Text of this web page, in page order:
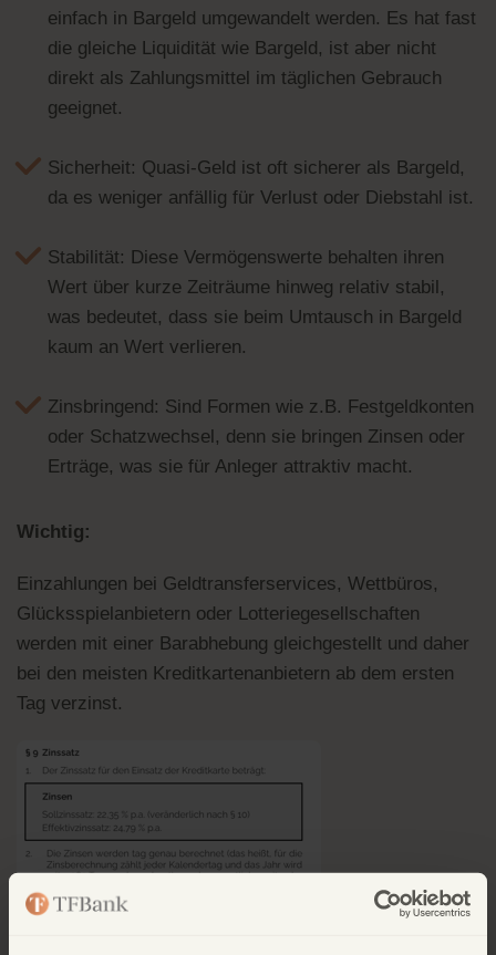
einfach in Bargeld umgewandelt werden. Es hat fast
die gleiche Liquidität wie Bargeld, ist aber nicht
direkt als Zahlungsmittel im täglichen Gebrauch
geeignet.
Sicherheit: Quasi-Geld ist oft sicherer als Bargeld,
da es weniger anfällig für Verlust oder Diebstahl ist.
Stabilität: Diese Vermögenswerte behalten ihren
Wert über kurze Zeiträume hinweg relativ stabil,
was bedeutet, dass sie beim Umtausch in Bargeld
kaum an Wert verlieren.
Zinsbringend: Sind Formen wie z.B. Festgeldkonten
oder Schatzwechsel, denn sie bringen Zinsen oder
Erträge, was sie für Anleger attraktiv macht.
Wichtig:
Einzahlungen bei Geldtransferservices, Wettbüros,
Glücksspielanbietern oder Lotteriegesellschaften
werden mit einer Barabhebung gleichgestellt und daher
bei den meisten Kreditkartenanbietern ab dem ersten
Tag verzinst.